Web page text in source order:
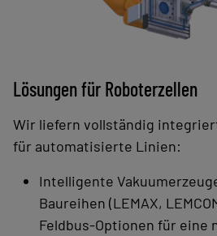
Lösungen für Roboterzellen
Wir liefern vollständig
für automatisierte Linien:
Intelligente
Baureihen (LEMAX,
Feldbus‑Optionen für eine